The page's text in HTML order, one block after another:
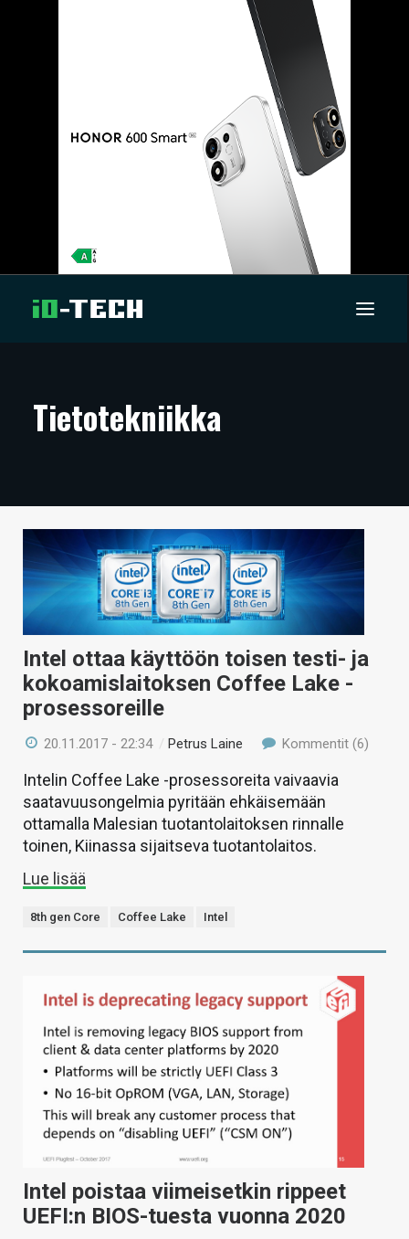
ARTIKKELIT
TECHBBS
TIETOA
HINTA.FI
KAUPPA
VAIHDA TEEMA
HAKU
Tietotekniikka
Intel ottaa käyttöön toisen testi- ja
kokoamislaitoksen Coffee Lake -
prosessoreille
20.11.2017 - 22:34 /Petrus Laine Kommentit (6)
Intelin Coffee Lake -prosessoreita vaivaavia
saatavuusongelmia pyritään ehkäisemään
ottamalla Malesian tuotantolaitoksen rinnalle
toinen, Kiinassa sijaitseva tuotantolaitos.
Lue lisää
8th gen Core Coffee Lake Intel
Intel poistaa viimeisetkin rippeet
UEFI:n BIOS-tuesta vuonna 2020